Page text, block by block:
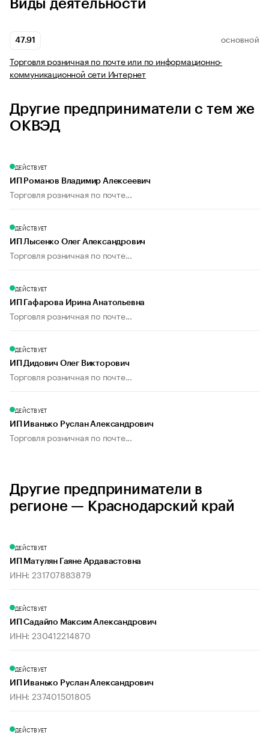
Виды деятельности
47.91 ОСНОВНОЙ
Торговля розничная по почте или по информационно-
коммуникационной сети Интернет
Другие предприниматели с тем же
ОКВЭД
ДЕЙСТВУЕТ
ИП Романов Владимир Алексеевич
Торговля розничная по почте...
ДЕЙСТВУЕТ
ИП Лысенко Олег Александрович
Торговля розничная по почте...
ДЕЙСТВУЕТ
ИП Гафарова Ирина Анатольевна
Торговля розничная по почте...
ДЕЙСТВУЕТ
ИП Дидович Олег Викторович
Торговля розничная по почте...
ДЕЙСТВУЕТ
ИП Иванько Руслан Александрович
Торговля розничная по почте...
Другие предприниматели в
регионе — Краснодарский край
ДЕЙСТВУЕТ
ИП Матулян Гаяне Ардавастовна
ИНН: 231707883879
ДЕЙСТВУЕТ
ИП Садайло Максим Александрович
ИНН: 230412214870
ДЕЙСТВУЕТ
ИП Иванько Руслан Александрович
ИНН: 237401501805
ДЕЙСТВУЕТ